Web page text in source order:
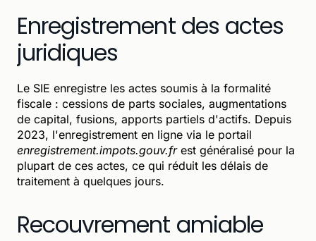
Enregistrement des actes
juridiques
Le SIE enregistre les actes soumis à la formalité
fiscale : cessions de parts sociales, augmentations
de capital, fusions, apports partiels d'actifs. Depuis
2023, l'enregistrement en ligne via le portail
enregistrement.impots.gouv.frest généralisé pour la
plupart de ces actes, ce qui réduit les délais de
traitement à quelques jours.
Recouvrement amiable